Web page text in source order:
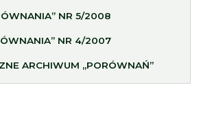
NR 5/2008
NR 4/2007
ARCHIWUM „PORÓWNAŃ”